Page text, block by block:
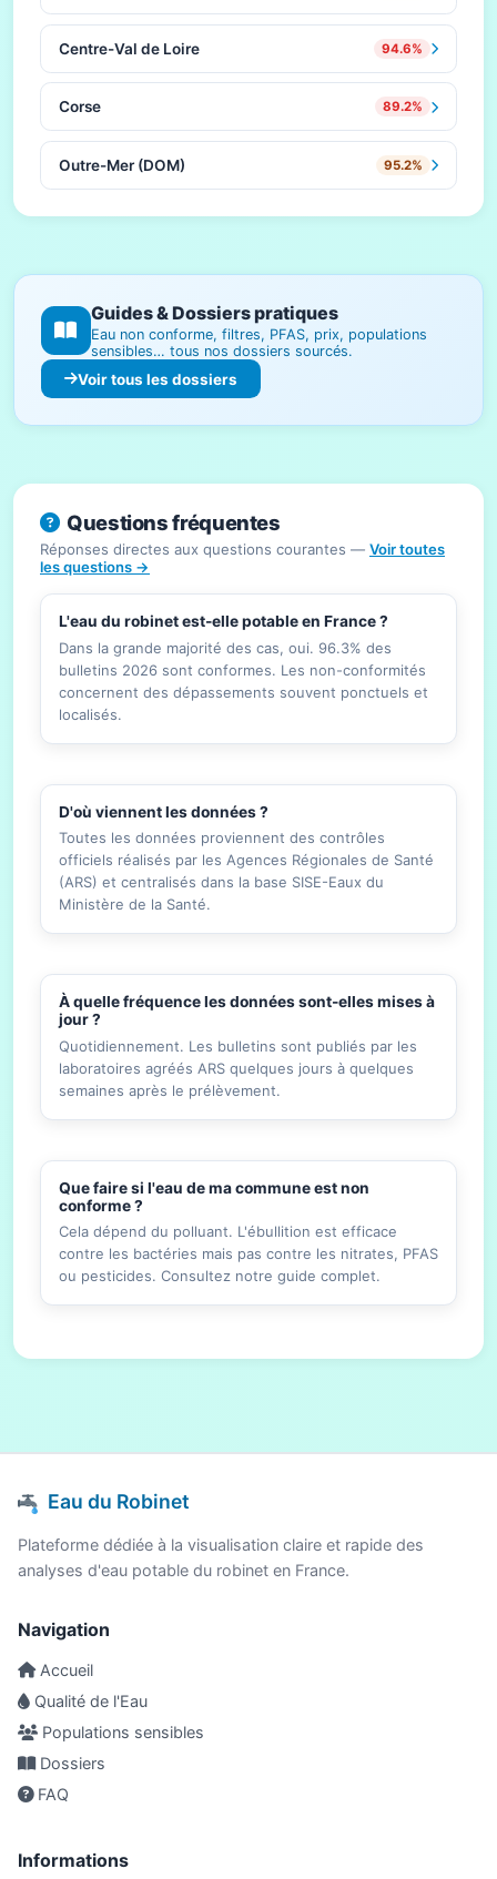
Centre-Val de Loire 94.6%
Corse 89.2%
Outre-Mer (DOM) 95.2%
Guides & Dossiers pratiques
Eau non conforme, filtres, PFAS, prix, populations
sensibles… tous nos dossiers sourcés.
Voir tous les dossiers
Questions fréquentes
Réponses directes aux questions courantes — Voir toutes
les questions →
L'eau du robinet est-elle potable en France ?
Dans la grande majorité des cas, oui. 96.3% des
bulletins 2026 sont conformes. Les non-conformités
concernent des dépassements souvent ponctuels et
localisés.
D'où viennent les données ?
Toutes les données proviennent des contrôles
officiels réalisés par les Agences Régionales de Santé
(ARS) et centralisés dans la base SISE-Eaux du
Ministère de la Santé.
À quelle fréquence les données sont-elles mises à
jour ?
Quotidiennement. Les bulletins sont publiés par les
laboratoires agréés ARS quelques jours à quelques
semaines après le prélèvement.
Que faire si l'eau de ma commune est non
conforme ?
Cela dépend du polluant. L'ébullition est efficace
contre les bactéries mais pas contre les nitrates, PFAS
ou pesticides. Consultez notre guide complet.
Eau du Robinet
Plateforme dédiée à la visualisation claire et rapide des
analyses d'eau potable du robinet en France.
Navigation
Accueil
Qualité de l'Eau
Populations sensibles
Dossiers
FAQ
Informations